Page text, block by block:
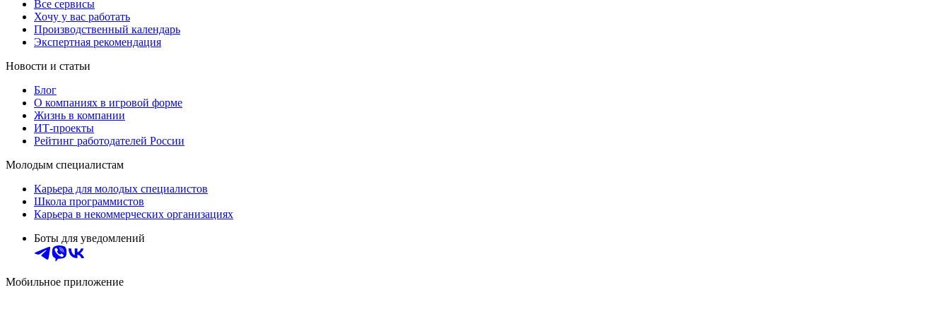
Все сервисы
Хочу у вас работать
Производственный календарь
Экспертная рекомендация
Новости и статьи
Блог
О компаниях в игровой форме
Жизнь в компании
ИТ-проекты
Рейтинг работодателей России
Молодым специалистам
Карьера для молодых специалистов
Школа программистов
Карьера в некоммерческих организациях
Боты для уведомлений
Мобильное приложение